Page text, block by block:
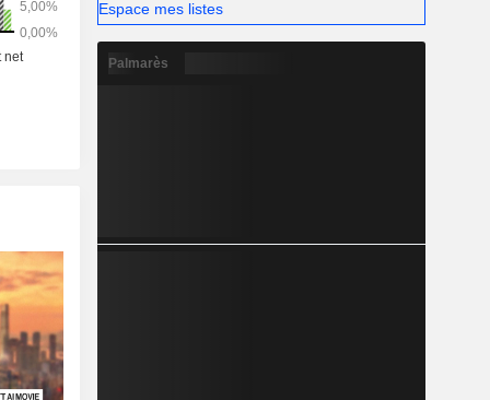
Espace mes listes
Palmarès